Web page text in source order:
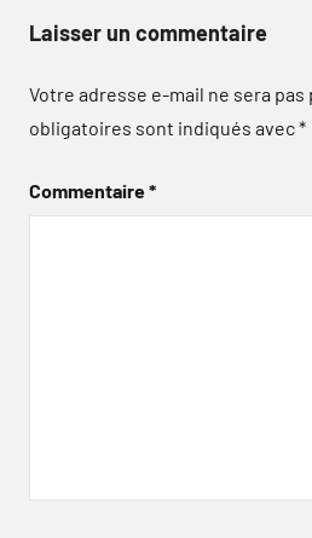
Laisser un commentaire
Votre adresse e-mail ne sera pas
obligatoires sont indiqués avec*
Commentaire*